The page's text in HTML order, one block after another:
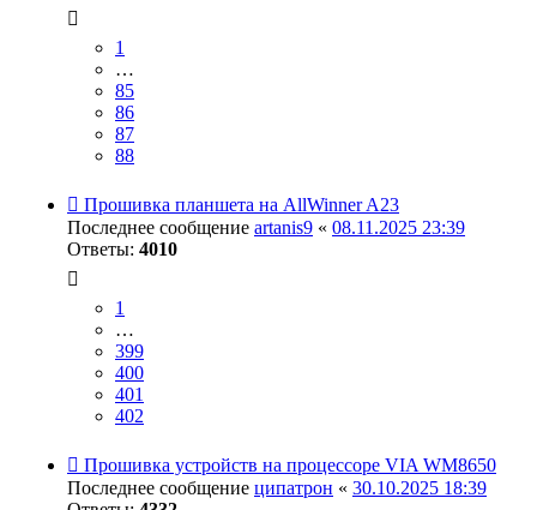
1
…
85
86
87
88
Прошивка планшета на AllWinner A23
Последнее сообщение artanis9 « 08.11.2025 23:39
Ответы: 4010
1
…
399
400
401
402
Прошивка устройств на процессоре VIA WM8650
Последнее сообщение ципатрон « 30.10.2025 18:39